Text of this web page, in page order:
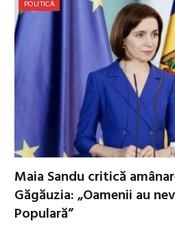
POLITICĂ
Maia Sandu critică
Găgăuzia: „Oamenii au
Populară”